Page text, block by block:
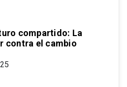
compartido: La
contra el cambio